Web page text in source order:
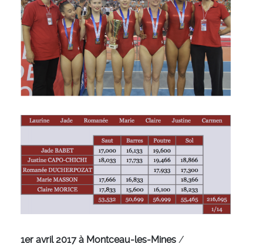
1er avril 2017 à Montceau-les-Mines /